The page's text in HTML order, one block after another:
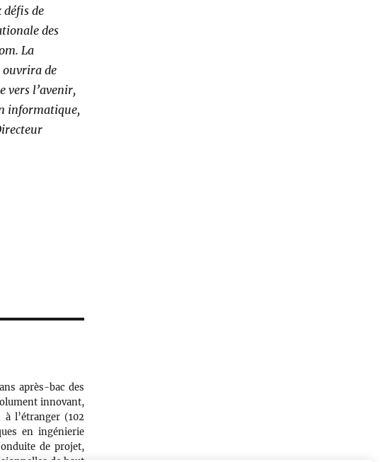
de
des
La
ouvrira de
vers l’avenir,
informatique,
après-bac des
innovant,
l’étranger (102
en ingénierie
de projet,